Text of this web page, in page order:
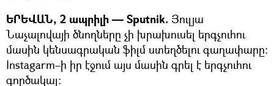
ԵՐԵՎԱՆ, 2 ապրիլի — Sputnik. Յուլյա
Նաչալովայի ծնողները չի խրախուսել երգչուհու
մասին կենսագրական ֆիլմ ստեղծելու գաղափարը։
Instagarm–ի իր էջում այս մասին գրել է երգչուհու
գործակալ։